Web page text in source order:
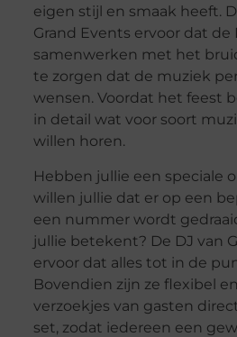
eigen stijl en smaak heeft.
Grand Events ervoor dat de
samenwerken met het
te zorgen dat de muziek
wensen. Voordat het feest
in detail wat voor soort
willen horen.
Hebben jullie een speciale
willen jullie dat er op een
een nummer wordt
jullie betekent? De DJ van
ervoor dat alles tot in de
Bovendien zijn ze flexibel
verzoekjes van gasten
set, zodat iedereen een